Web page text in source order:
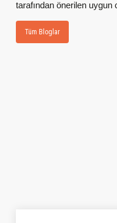
tarafından önerilen uygun
Tüm Bloglar